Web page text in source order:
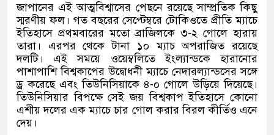
জাপানের এই আত্মবিশ্বাসের পেছনে রয়েছে সাম্প্রতিক কিছু
স্মরণীয় ফল। গত বছরের সেপ্টেম্বরে টোকিওতে প্রীতি ম্যাচে
ইতিহাসে প্রথমবারের মতো ব্রাজিলকে ৩-২ গোলে হারায়
তারা। এরপর থেকে টানা ১০ ম্যাচ অপরাজিত রয়েছে
দলটি। এই সময়ে ওয়েম্বলিতে ইংল্যান্ডকে হারানোর
পাশাপাশি বিশ্বকাপের উদ্বোধনী ম্যাচে নেদারল্যান্ডসের সঙ্গে
ড্র করেছে এবং তিউনিসিয়াকে ৪-০ গোলে উড়িয়ে দিয়েছে।
তিউনিসিয়ার বিপক্ষে সেই জয় বিশ্বকাপ ইতিহাসে কোনো
এশীয় দলের এক ম্যাচে চার গোল করার বিরল কীর্তিও এনে
দেয়।